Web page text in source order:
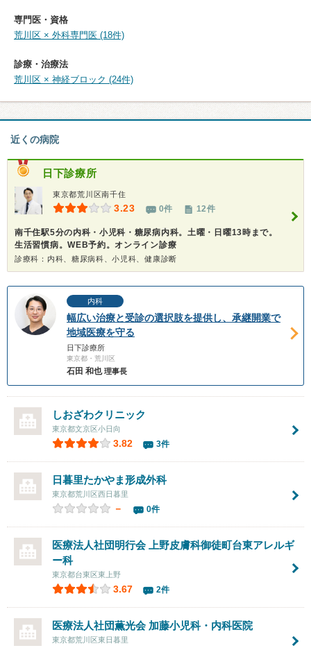
専門医・資格
荒川区 × 外科専門医 (18件)
診療・治療法
荒川区 × 神経ブロック (24件)
近くの病院
日下診療所
東京都荒川区南千住
3.23 0件 12件
南千住駅5分の内科・小児科・糖尿病内科。土曜・日曜13時まで。
生活習慣病。WEB予約。オンライン診療
診療科：内科、糖尿病科、小児科、健康診断
内科
幅広い治療と受診の選択肢を提供し、承継開業で
地域医療を守る
日下診療所
東京都・荒川区
石田 和也 理事長
しおざわクリニック
東京都文京区小日向
3.82 3件
日暮里たかやま形成外科
東京都荒川区西日暮里
－ 0件
医療法人社団明行会
上野皮膚科御徒町台東アレルギ
ー科
東京都台東区東上野
3.67 2件
医療法人社団薫光会 加藤小児科・内科医院
東京都荒川区東日暮里